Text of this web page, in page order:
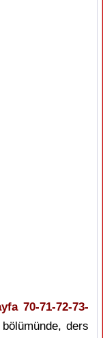
70-71-72-73-
bölümünde, ders